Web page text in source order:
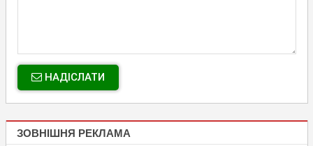
НАДІСЛАТИ
ЗОВНІШНЯ РЕКЛАМА